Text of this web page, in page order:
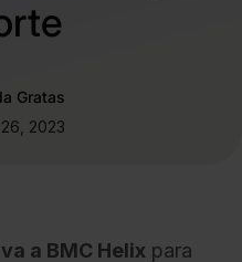
Gratas
2023
a BMC Helix para